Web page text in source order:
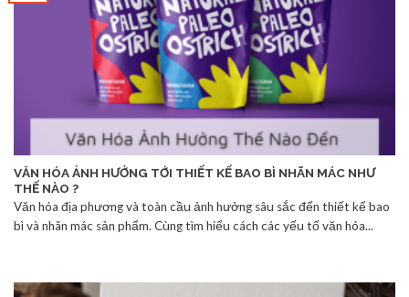
VĂN HÓA ẢNH HƯỞNG TỚI THIẾT KẾ BAO BÌ NHÃN MÁC NHƯ
THẾ NÀO ?
Văn hóa địa phương và toàn cầu ảnh hưởng sâu sắc đến thiết kế bao
bì và nhãn mác sản phẩm. Cùng tìm hiểu cách các yếu tố văn hóa...